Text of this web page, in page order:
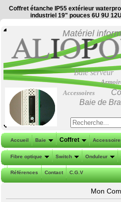
Coffret étanche IP55 extérieur
industriel 19" pouces 6U 9U
Matériel
Baie serveur
Accessoires
Baie de
Accueil Baie Coffret
Fibre optique Switch Onduleur
Références Contact C.G.V
Mon